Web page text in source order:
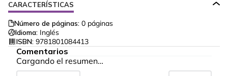
CARACTERÍSTICAS
Número de páginas: 0 páginas
Idioma: Inglés
ISBN: 9781801084413
Comentarios
Cargando el resumen…